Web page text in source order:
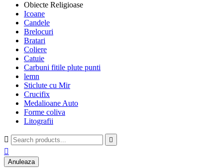
Obiecte Religioase
Icoane
Candele
Brelocuri
Bratari
Coliere
Catuie
Carbuni fitile plute punti
lemn
Sticlute cu Mir
Crucifix
Medalioane Auto
Forme coliva
Litografii
 

Anuleaza